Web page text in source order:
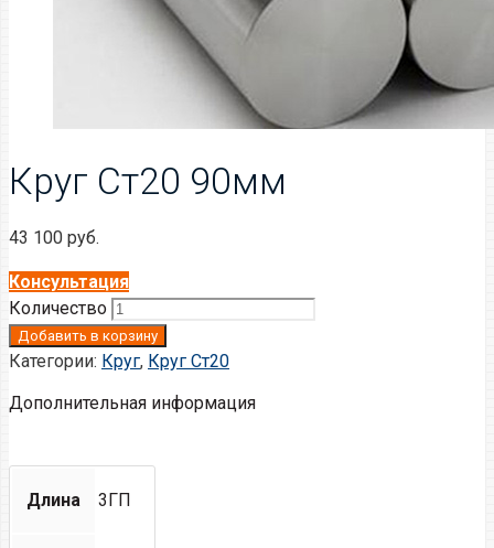
Круг Ст20 90мм
43 100 руб.
Консультация
Количество
Добавить в корзину
Категории: Круг, Круг Ст20
Дополнительная информация
Длина 3ГП